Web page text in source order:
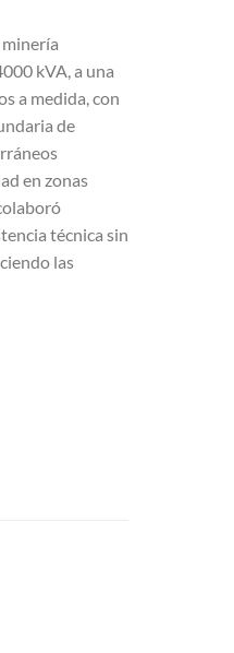
kVA, a una
a medida, con
de
en zonas
técnica sin
las